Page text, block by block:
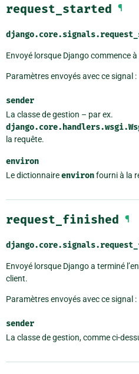
request_started ¶
django.core.signals.
Envoyé lorsque Django commence
Paramètres envoyés avec ce signal :
sender
La classe de gestion – par ex.
la requête.
environ
Le dictionnaireenvironfourni à la
request_finished ¶
django.core.signals.
Envoyé lorsque Django a terminé
client.
Paramètres envoyés avec ce signal :
sender
La classe de gestion, comme ci-